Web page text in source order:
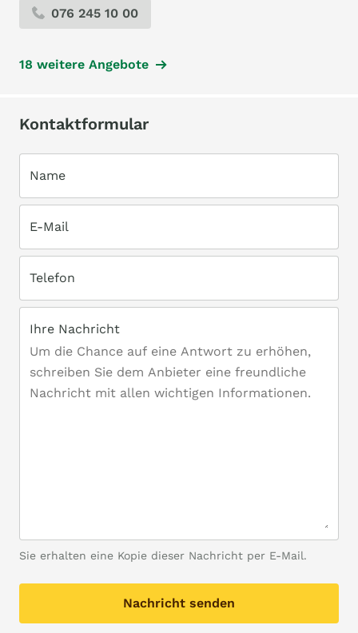
076 245 10 00
18 weitere Angebote
Kontaktformular
Name
E-Mail
Telefon
Ihre Nachricht
Sie erhalten eine Kopie dieser Nachricht per E-Mail.
Nachricht senden